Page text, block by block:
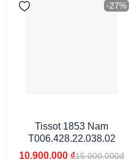
-27%
Tissot 1853 Nam
T006.428.22.038.02
10.900.000 ₫15.000.000đ